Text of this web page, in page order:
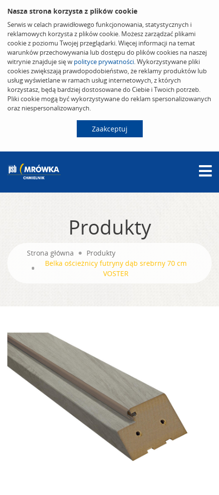
Nasza strona korzysta z plików cookie
Serwis w celach prawidłowego funkcjonowania, statystycznych i
reklamowych korzysta z plików cookie. Możesz zarządzać plikami
cookie z poziomu Twojej przeglądarki. Więcej informacji na temat
warunków przechowywania lub dostępu do plików cookies na naszej
witrynie znajduje się w polityce prywatności. Wykorzystywane pliki
cookies zwiększają prawdopodobieństwo, że reklamy produktów lub
usług wyświetlane w ramach usług internetowych, z których
korzystasz, będą bardziej dostosowane do Ciebie i Twoich potrzeb.
Pliki cookie mogą być wykorzystywane do reklam spersonalizowanych
oraz niespersonalizowanych.
Zaakceptuj
Produkty
Strona główna
Produkty
Belka ościeżnicy futryny dąb srebrny 70 cm
VOSTER